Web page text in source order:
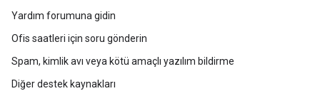
Yardım forumuna gidin
Ofis saatleri için soru gönderin
Spam, kimlik avı veya kötü amaçlı yazılım bildirme
Diğer destek kaynakları